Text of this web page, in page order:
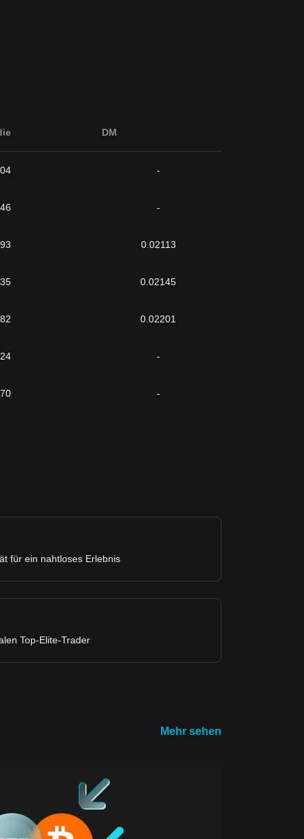
DM
-
-
0.02113
0.02145
0.02201
-
-
für ein nahtloses Erlebnis
Top-Elite-Trader
Mehr sehen